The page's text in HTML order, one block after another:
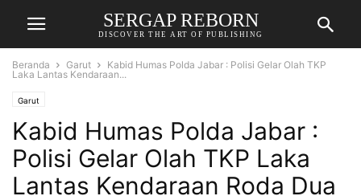
SERGAP REBORN
DISCOVER THE ART OF PUBLISHING
Beranda Garut
Kabid Humas Polda Jabar : Polisi Gelar Olah TKP
Laka Lantas Kendaraan...
Garut
Kabid Humas Polda Jabar :
Polisi Gelar Olah TKP Laka
Lantas Kendaraan Roda Dua